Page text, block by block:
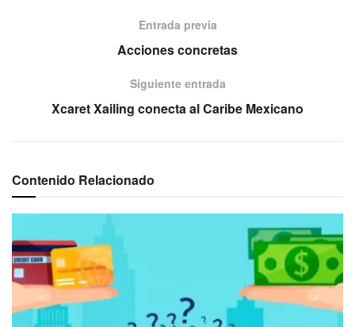
Entrada previa
Acciones concretas
Siguiente entrada
Xcaret Xailing conecta al Caribe Mexicano
Contenido Relacionado